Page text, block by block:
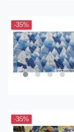
-35%
-35%